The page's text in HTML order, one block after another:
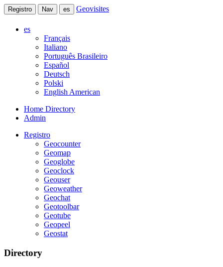
Registro Nav es Geovisites
es
Français
Italiano
Português Brasileiro
Español
Deutsch
Polski
English American
Home Directory
Admin
Registro
Geocounter
Geomap
Geoglobe
Geoclock
Geouser
Geoweather
Geochat
Geotoolbar
Geotube
Geopeel
Geostat
Directory